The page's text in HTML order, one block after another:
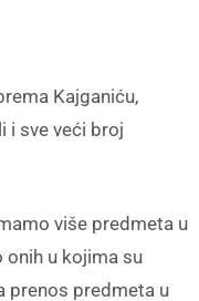
Kajganiću,
i sve veći broj
više predmeta u
onih u kojima su
prenos predmeta u